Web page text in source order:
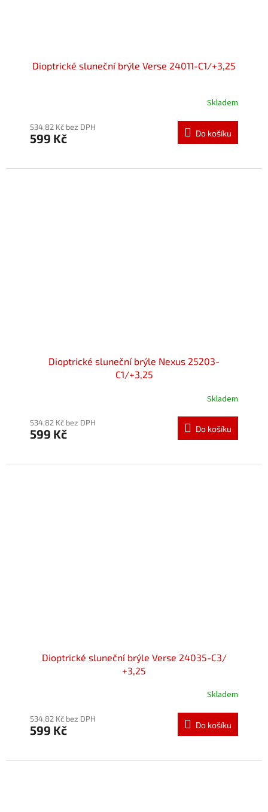
Dioptrické sluneční brýle Verse 24011-C1/+3,25
Skladem
534,82 Kč bez DPH
599 Kč Do košíku
Dioptrické sluneční brýle Nexus 25203-
C1/+3,25
Skladem
534,82 Kč bez DPH
599 Kč Do košíku
Dioptrické sluneční brýle Verse 24035-C3/
+3,25
Skladem
534,82 Kč bez DPH
599 Kč Do košíku